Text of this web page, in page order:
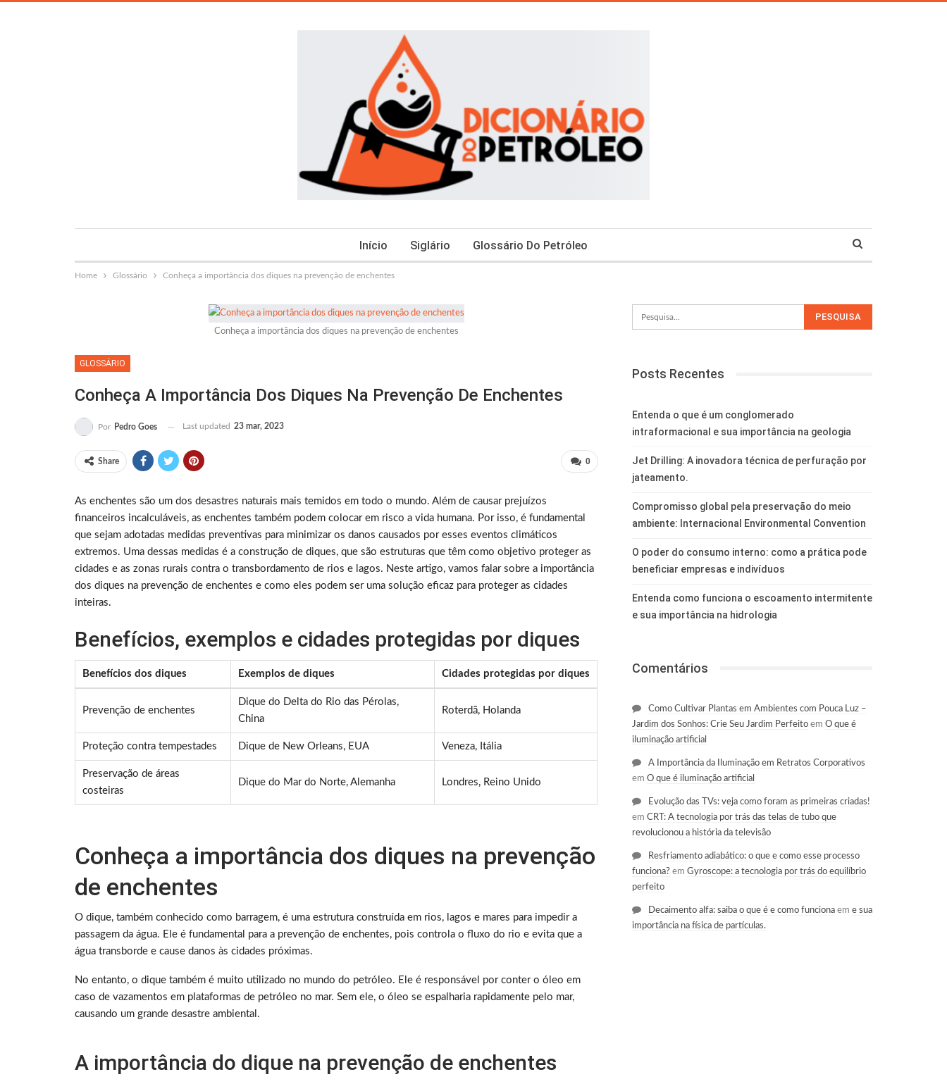
Início Siglário Glossário Do Petróleo
Home Glossário Conheça a importância dos diques na prevenção de enchentes
Conheça a importância dos diques na prevenção de enchentes
GLOSSÁRIO
Conheça A Importância Dos Diques Na Prevenção De Enchentes
Por Pedro Goes Last updated 23 mar, 2023
0
Share
As enchentes são um dos desastres naturais mais temidos em todo o mundo. Além de causar prejuízos
financeiros incalculáveis, as enchentes também podem colocar em risco a vida humana. Por isso, é fundamental
que sejam adotadas medidas preventivas para minimizar os danos causados por esses eventos climáticos
extremos. Uma dessas medidas é a construção de diques, que são estruturas que têm como objetivo proteger as
cidades e as zonas rurais contra o transbordamento de rios e lagos. Neste artigo, vamos falar sobre a importância
dos diques na prevenção de enchentes e como eles podem ser uma solução eficaz para proteger as cidades
inteiras.
Benefícios, exemplos e cidades protegidas por diques
Benefícios dos diques Exemplos de diques Cidades protegidas por diques
Prevenção de enchentes
Dique do Delta do Rio das Pérolas,
China
Roterdã, Holanda
Proteção contra tempestades Dique de New Orleans, EUA Veneza, Itália
Preservação de áreas
costeiras
Dique do Mar do Norte, Alemanha Londres, Reino Unido
Conheça a importância dos diques na prevenção
de enchentes
O dique, também conhecido como barragem, é uma estrutura construída em rios, lagos e mares para impedir a
passagem da água. Ele é fundamental para a prevenção de enchentes, pois controla o fluxo do rio e evita que a
água transborde e cause danos às cidades próximas.
No entanto, o dique também é muito utilizado no mundo do petróleo. Ele é responsável por conter o óleo em
caso de vazamentos em plataformas de petróleo no mar. Sem ele, o óleo se espalharia rapidamente pelo mar,
causando um grande desastre ambiental.
A importância do dique na prevenção de enchentes
Posts Recentes
Entenda o que é um conglomerado
intraformacional e sua importância na geologia
Jet Drilling: A inovadora técnica de perfuração por
jateamento.
Compromisso global pela preservação do meio
ambiente: Internacional Environmental Convention
O poder do consumo interno: como a prática pode
beneficiar empresas e indivíduos
Entenda como funciona o escoamento intermitente
e sua importância na hidrologia
Comentários
Como Cultivar Plantas em Ambientes com Pouca Luz –
Jardim dos Sonhos: Crie Seu Jardim Perfeitoem O que é
iluminação artificial
A Importância da Iluminação em Retratos Corporativos
em O que é iluminação artificial
Evolução das TVs: veja como foram as primeiras criadas!
em CRT: A tecnologia por trás das telas de tubo que
revolucionou a história da televisão
Resfriamento adiabático: o que e como esse processo
funciona?em Gyroscope: a tecnologia por trás do equilíbrio
perfeito
Decaimento alfa: saiba o que é e como funcionaem e sua
importância na física de partículas.